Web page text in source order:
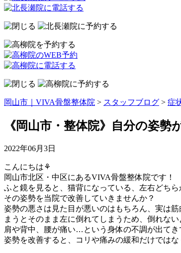
岡山市｜VIVA骨盤整体院 > スタッフブログ > 症
《岡山市・整体院》自分の姿
2022年06月3日
こんにちは⚘
岡山市北区・中区にあるVIVA骨盤整体院です！
ふと鏡を見ると、猫背になっている、左右どち
その姿勢を当院で改善していきませんか？
姿勢の悪さは見た目が悪いのはもちろん、実は
まうとそのまま左に倒れてしまうため、倒れな
肩や背中、腰が痛い…という身体の不調が出てき
姿勢を改善すると、コリや痛みの緩和だけでは